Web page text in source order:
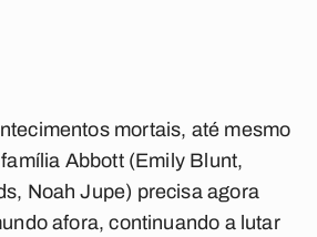
mortais, até mesmo
Abbott (Emily Blunt,
Noah Jupe) precisa agora
afora, continuando a lutar